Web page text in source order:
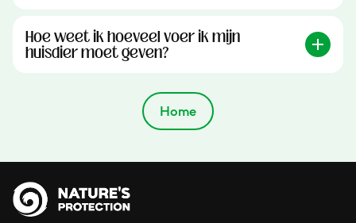
Hoe weet ik hoeveel voer ik mijn
huisdier moet geven?
Home